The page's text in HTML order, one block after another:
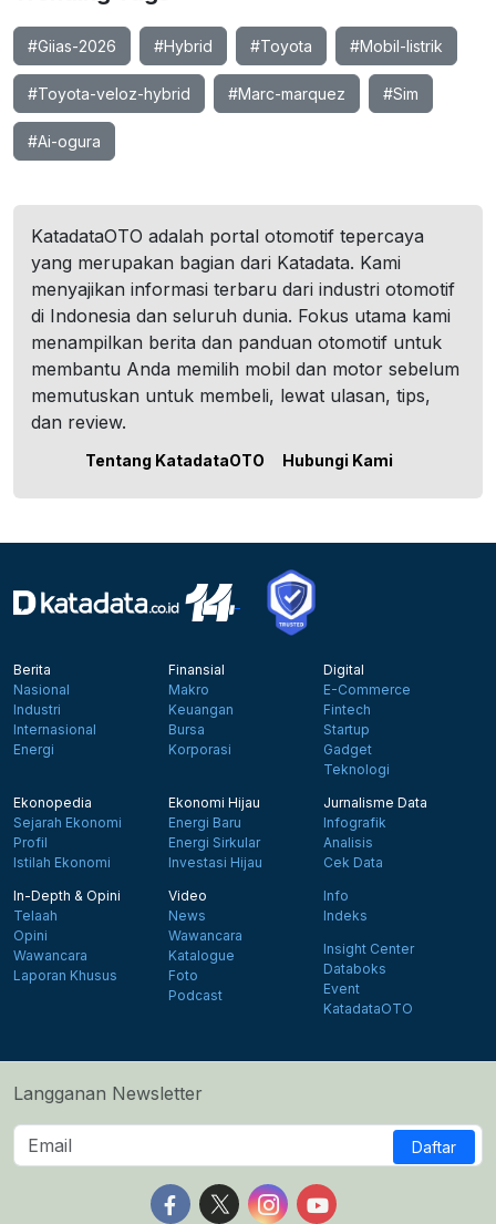
#Giias-2026 #Hybrid #Toyota #Mobil-listrik
#Toyota-veloz-hybrid #Marc-marquez #Sim
#Ai-ogura
KatadataOTO adalah portal otomotif tepercaya
yang merupakan bagian dari Katadata. Kami
menyajikan informasi terbaru dari industri otomotif
di Indonesia dan seluruh dunia. Fokus utama kami
menampilkan berita dan panduan otomotif untuk
membantu Anda memilih mobil dan motor sebelum
memutuskan untuk membeli, lewat ulasan, tips,
dan review.
Tentang KatadataOTO Hubungi Kami
Berita
Nasional
Industri
Internasional
Energi
Finansial
Makro
Keuangan
Bursa
Korporasi
Digital
E-Commerce
Fintech
Startup
Gadget
Teknologi
Ekonopedia
Sejarah Ekonomi
Profil
Istilah Ekonomi
Ekonomi Hijau
Energi Baru
Energi Sirkular
Investasi Hijau
Jurnalisme Data
Infografik
Analisis
Cek Data
In-Depth & Opini
Telaah
Opini
Wawancara
Laporan Khusus
Video
News
Wawancara
Katalogue
Foto
Podcast
Info
Indeks
Insight Center
Databoks
Event
KatadataOTO
Langganan Newsletter
Daftar
Follow us on Facebook
Follow us on X
Follow us on Instagram
Follow us on